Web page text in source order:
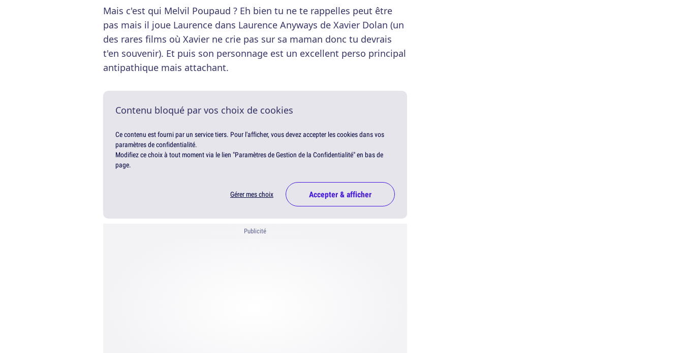
Mais c'est qui Melvil Poupaud ? Eh bien tu ne te rappelles peut être
pas mais il joue Laurence dans Laurence Anyways de Xavier Dolan (un
des rares films où Xavier ne crie pas sur sa maman donc tu devrais
t'en souvenir). Et puis son personnage est un excellent perso principal
antipathique mais attachant.
Contenu bloqué par vos choix de cookies
Ce contenu est fourni par un service tiers. Pour l'afficher, vous devez accepter les cookies dans vos
paramètres de confidentialité.
Modifiez ce choix à tout moment via le lien "Paramètres de Gestion de la Confidentialité" en bas de
page.
Gérer mes choix Accepter & afficher
Publicité